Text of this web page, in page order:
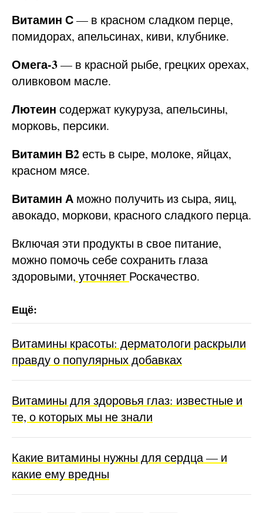
Витамин С— в красном сладком перце,
помидорах, апельсинах, киви, клубнике.
Омега-3— в красной рыбе, грецких орехах,
оливковом масле.
Лютеин содержат кукуруза, апельсины,
морковь, персики.
Витамин В2есть в сыре, молоке, яйцах,
красном мясе.
Витамин А можно получить из сыра, яиц,
авокадо, моркови, красного сладкого перца.
Включая эти продукты в свое питание,
можно помочь себе сохранить глаза
здоровыми, уточняет Роскачество.
Витамины красоты: дерматологи раскрыли
правду о популярных добавках
Витамины для здоровья глаз: известные и
те, о которых мы не знали
Какие витамины нужны для сердца — и
какие ему вредны